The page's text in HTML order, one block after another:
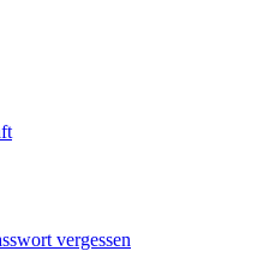
vergessen